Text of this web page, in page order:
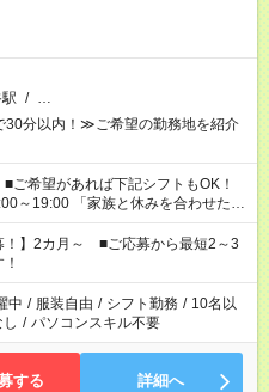
/ …
分以内！≫ご希望の勤務地を紹介
休みを合わせた
準備がしたい」 「できれば残業はし
ださいね。 ※Wワーク希望
望する勤務時間と、もう1つのお仕事
間を超える場合は応募できません。
！】2カ月～ ■ご応募から最短2～3
中 / 服装自由 / シフト勤務 / 10名以
/ パソコンスキル不要
する 詳細へ